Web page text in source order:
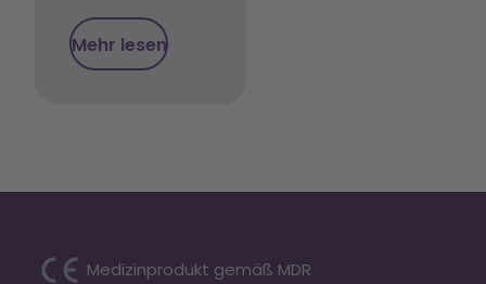
Mehr lesen
Medizinprodukt gemäß MDR